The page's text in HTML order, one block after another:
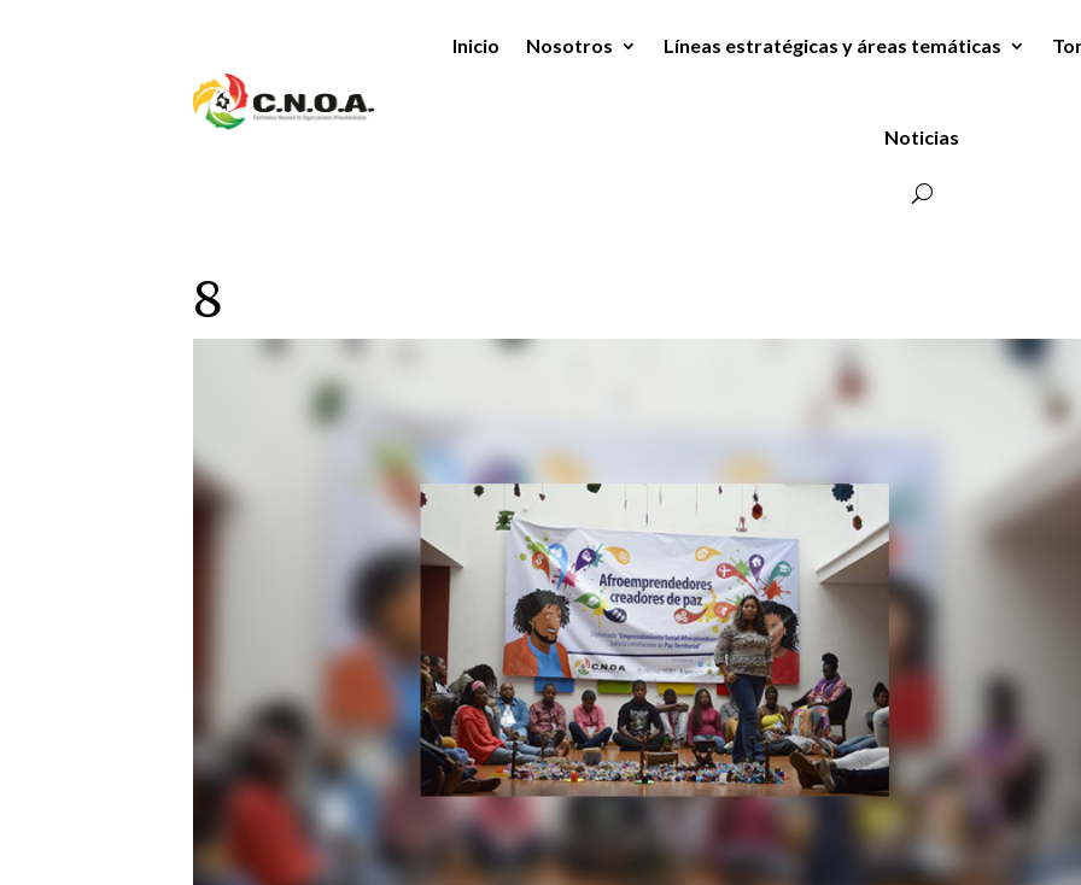
Inicio Nosotros Líneas estratégicas y áreas temáticas
Noticias
8